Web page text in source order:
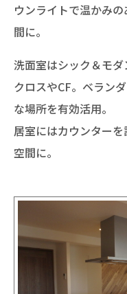
ウンライトで温かみ
間に。
洗面室はシック＆モ
クロスやCF。ベラン
な場所を有効活用。
居室にはカウンター
空間に。